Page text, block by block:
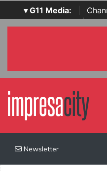
▾ G11 Media:
SecurityOpenLab |
Newsletter